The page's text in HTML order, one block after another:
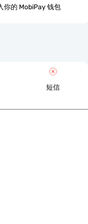
你的 MobiPay 钱包
短信